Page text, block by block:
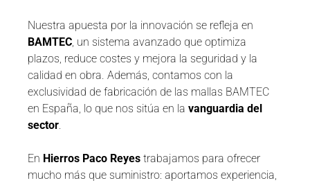
Nuestra apuesta por la innovación se refleja en
BAMTEC, un sistema avanzado que optimiza
plazos, reduce costes y mejora la seguridad y la
calidad en obra. Además, contamos con la
exclusividad de fabricación de las mallas BAMTEC
en España, lo que nos sitúa en la vanguardia del
sector.
En Hierros Paco Reyes trabajamos para ofrecer
mucho más que suministro: aportamos experiencia,